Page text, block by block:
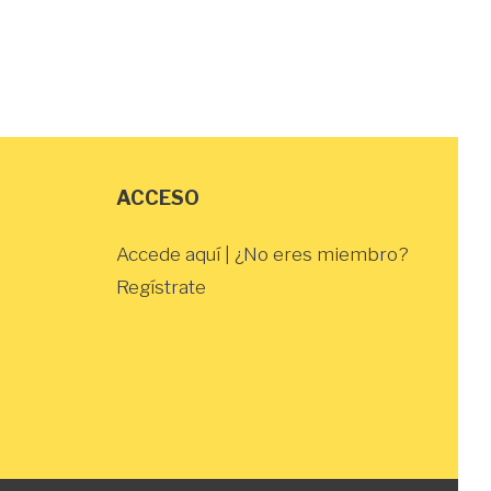
ACCESO
Accede aquí
| ¿No eres miembro?
Regístrate